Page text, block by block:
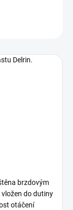
Delrin.
brzdovým
do dutiny
otáčení